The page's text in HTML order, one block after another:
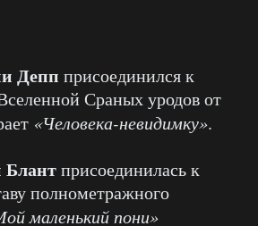
Депп присоединился к
Сраных уродов от
«Человека-невидимку».
присоединилась к
полнометражного
маленький пони»